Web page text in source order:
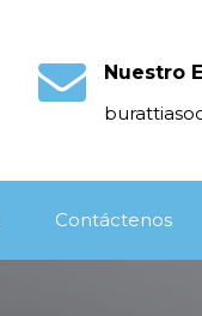
Nuestro
Contáctenos